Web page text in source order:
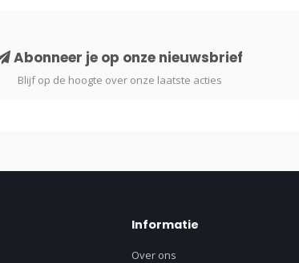
Abonneer je op onze nieuwsbrief
Blijf op de hoogte over onze laatste acties
Informatie
Over ons